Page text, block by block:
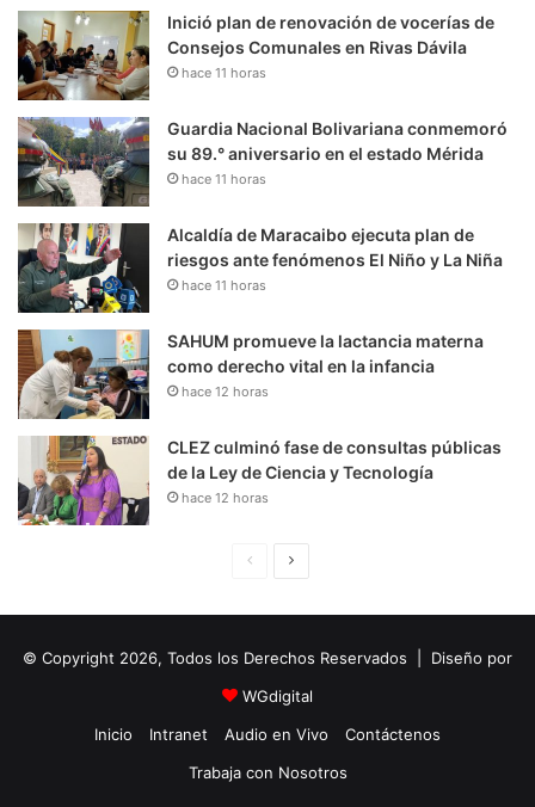
Inició plan de renovación de vocerías de
Consejos Comunales en Rivas Dávila
hace 11 horas
Guardia Nacional Bolivariana conmemoró
su 89.° aniversario en el estado Mérida
hace 11 horas
Alcaldía de Maracaibo ejecuta plan de
riesgos ante fenómenos El Niño y La Niña
hace 11 horas
SAHUM promueve la lactancia materna
como derecho vital en la infancia
hace 12 horas
CLEZ culminó fase de consultas públicas
de la Ley de Ciencia y Tecnología
hace 12 horas
i
n
a
u
i
e
© Copyright 2026, Todos los Derechos Reservados | Diseño por
WGdigital
Inicio
Intranet Audio en Vivo
Contáctenos
Trabaja con Nosotros